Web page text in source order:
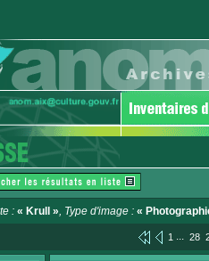
: « Krull », Type d'image : «
1 ... 28